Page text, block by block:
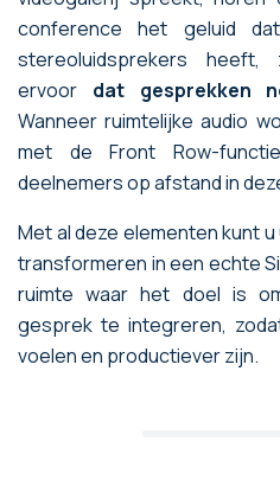
conference het geluid
stereoluidsprekers heeft,
ervoor dat gesprekken
Wanneer ruimtelijke audio
met de Front Row-
deelnemers op afstand in
Met al deze elementen kunt
transformeren in een echte
ruimte waar het doel is
gesprek te integreren,
voelen en productiever zijn.